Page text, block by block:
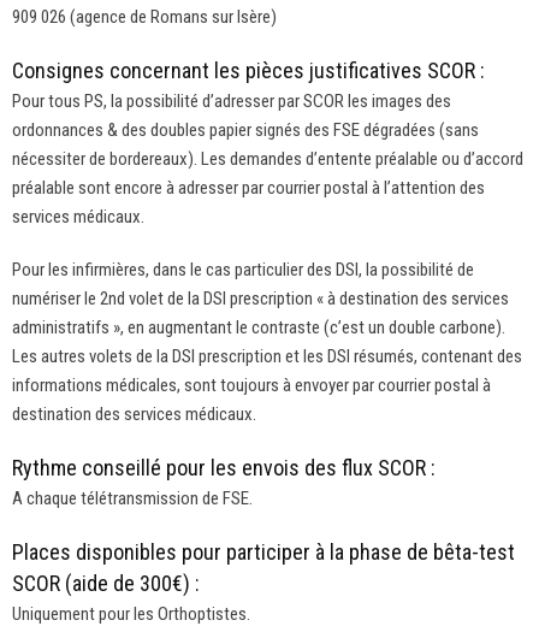
909 026 (agence de Romans sur Isère)
Consignes concernant les pièces justificatives SCOR :
Pour tous PS, la possibilité d’adresser par SCOR les images des
ordonnances & des doubles papier signés des FSE dégradées (sans
nécessiter de bordereaux). Les demandes d’entente préalable ou d’accord
préalable sont encore à adresser par courrier postal à l’attention des
services médicaux.
Pour les infirmières, dans le cas particulier des DSI, la possibilité de
numériser le 2nd volet de la DSI prescription « à destination des services
administratifs », en augmentant le contraste (c’est un double carbone).
Les autres volets de la DSI prescription et les DSI résumés, contenant des
informations médicales, sont toujours à envoyer par courrier postal à
destination des services médicaux.
Rythme conseillé pour les envois des flux SCOR :
A chaque télétransmission de FSE.
Places disponibles pour participer à la phase de bêta-test
SCOR (aide de 300€) :
Uniquement pour les Orthoptistes.